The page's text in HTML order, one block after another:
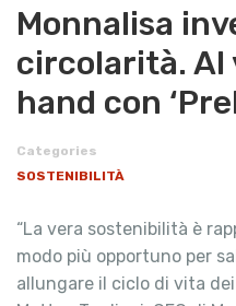
Monnalisa
circolarità. Al
hand con
Categories
SOSTENIBILITÀ
“La vera sostenibilità è
modo più opportuno per
allungare il ciclo di vita